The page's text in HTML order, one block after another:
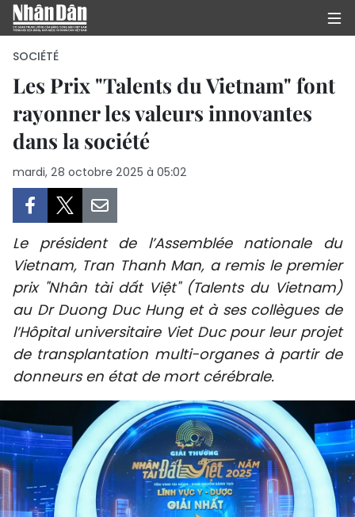
PAGE D'ACCUEIL
POLITIQUE
CULTURE
TOURISME
ENVIRONNEMENT
SPORT
FRANCOPHONIE
PAYS NATAL
INTERNATIONAL
SOCIÉTÉ
Les Prix "Talents du Vietnam" font
rayonner les valeurs innovantes
dans la société
mardi, 28 octobre 2025 à 05:02
Le président de l’Assemblée nationale du
Vietnam, Tran Thanh Man, a remis le premier
prix "Nhân tài dất Việt" (Talents du Vietnam)
au Dr Duong Duc Hung et à ses collègues de
l’Hôpital universitaire Viet Duc pour leur projet
de transplantation multi-organes à partir de
donneurs en état de mort cérébrale.